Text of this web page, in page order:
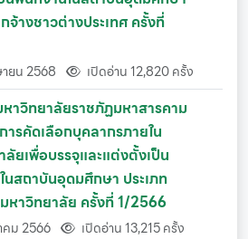
จ้างชาวต่างประเทศ ครั้งที่
ยน 2568 เปิดอ่าน 12,820 ครั้ง
หาวิทยาลัยราชภัฏมหาสารคาม
ารคัดเลือกบุคลากรภายใน
ลัยเพื่อบรรจุและแต่งตั้งเป็น
นสถาบันอุดมศึกษา ประเภท
หาวิทยาลัย ครั้งที่ 1/2566
คม 2566 เปิดอ่าน 13,215 ครั้ง